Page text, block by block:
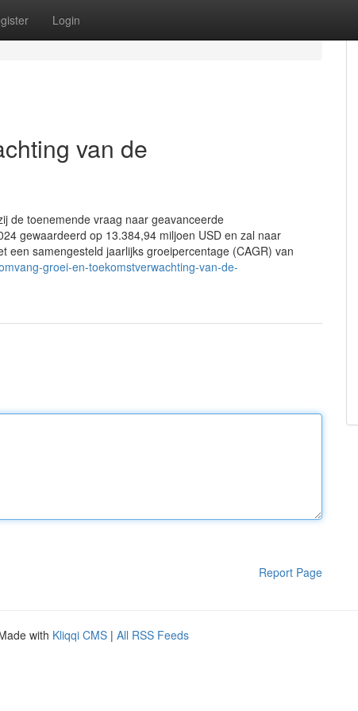
Login
van de
de toenemende vraag naar geavanceerde
gewaardeerd op 13.384,94 miljoen USD en zal naar
een samengesteld jaarlijks groeipercentage (CAGR) van
groei-en-toekomstverwachting-van-de-
Report Page
with Kliqqi CMS | All RSS Feeds